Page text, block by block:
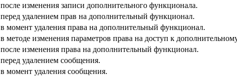
после изменения записи дополнительного функционала.
перед удалением прав на дополнительный функционал.
в момент удаления права на дополнительный функционал.
в методе изменения параметров права на доступ к
после изменения права на дополнительный функционал.
перед удалением сообщения.
в момент удаления сообщения.